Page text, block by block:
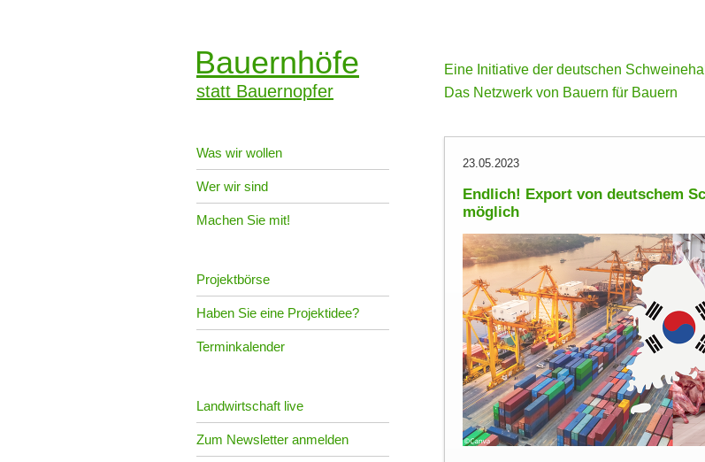
Bauernhöfe
statt Bauernopfer
Eine Initiative der deutschen
Das Netzwerk von Bauern für Bauern
Was wir wollen
Wer wir sind
Machen Sie mit!
Projektbörse
Haben Sie eine Projektidee?
Terminkalender
Landwirtschaft live
Zum Newsletter anmelden
23.05.2023
Endlich! Export von deutschem
möglich